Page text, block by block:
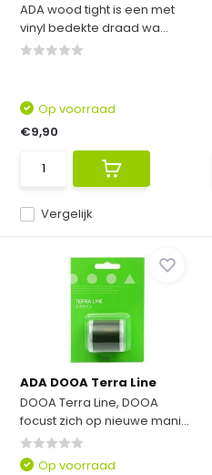
ADA wood tight is een met
vinyl bedekte draad wa...
Vergelijk
Op voorraad
€9,90
ADA DOOA Terra Line
DOOA Terra Line, DOOA
focust zich op nieuwe mani...
Op voorraad